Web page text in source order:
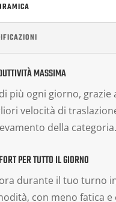
MASSIMA
più ogni giorno, grazie
velocità di
della categoria.
PER TUTTO IL GIORNO
durante il tuo turno
con meno fatica e